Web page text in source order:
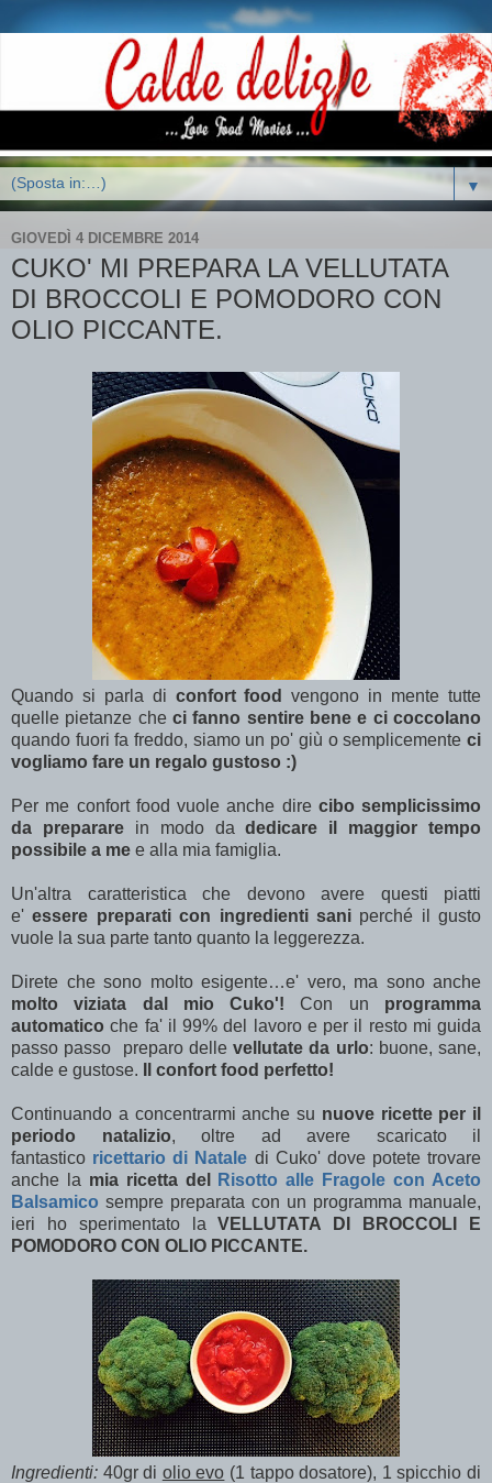
▼
GIOVEDÌ 4 DICEMBRE 2014
CUKO' MI PREPARA LA VELLUTATA
DI BROCCOLI E POMODORO CON
OLIO PICCANTE.
Quando si parla di confort foodvengono in mente tutte
quelle pietanze che ci fanno sentire bene e ci coccolano
quando fuori fa freddo, siamo un po' giù o semplicemente ci
vogliamo fare un regalo gustoso :)
Per me confort food vuole anche dire cibo semplicissimo
da prepararein modo dadedicare il maggior tempo
possibile a me e alla mia famiglia.
Un'altra caratteristica che devono avere questi piatti
e'essere preparati con ingredienti sani perché il gusto
vuole la sua parte tanto quanto la leggerezza.
Direte che sono molto esigente…e' vero, ma sono anche
molto viziata dal mio Cuko'! Con un programma
automaticoche fa' il 99% del lavoro e per il resto mi guida
passo passo preparo dellevellutate da urlo: buone, sane,
calde e gustose. Il confort food perfetto!
Continuando a concentrarmi anche su nuove ricette per il
periodo natalizio, oltre ad avere scaricato il
fantastico ricettario di Natale di Cuko' dove potete trovare
anche la mia ricetta del
Risotto alle Fragole con Aceto
Balsamico sempre preparata con un programma manuale,
ieri ho sperimentato laVELLUTATA DI BROCCOLI E
POMODORO CON OLIO PICCANTE.
Ingredienti: 40gr di olio evo (1 tappo dosatore), 1 spicchio di